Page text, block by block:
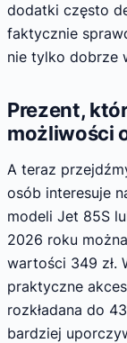
dodatki często
faktycznie
nie tylko dobrze
Prezent,
możliwości
A teraz
osób interesuje
modeli Jet 85S
2026 roku
wartości 349 zł.
praktyczne
rozkładana do
bardziej